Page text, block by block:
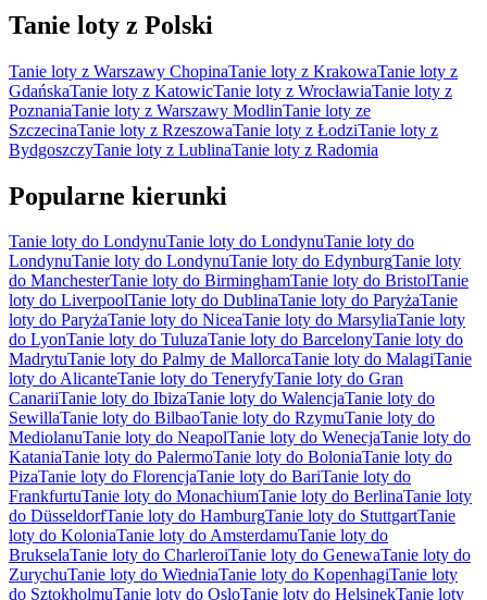
Tanie loty z Polski
Tanie loty z Warszawy ChopinaTanie loty z KrakowaTanie loty z
GdańskaTanie loty z KatowicTanie loty z WrocławiaTanie loty z
PoznaniaTanie loty z Warszawy ModlinTanie loty ze
SzczecinaTanie loty z RzeszowaTanie loty z ŁodziTanie loty z
BydgoszczyTanie loty z LublinaTanie loty z Radomia
Popularne kierunki
Tanie loty do LondynuTanie loty do LondynuTanie loty do
LondynuTanie loty do LondynuTanie loty do EdynburgTanie loty
do ManchesterTanie loty do BirminghamTanie loty do BristolTanie
loty do LiverpoolTanie loty do DublinaTanie loty do ParyżaTanie
loty do ParyżaTanie loty do NiceaTanie loty do MarsyliaTanie loty
do LyonTanie loty do TuluzaTanie loty do BarcelonyTanie loty do
MadrytuTanie loty do Palmy de MallorcaTanie loty do MalagiTanie
loty do AlicanteTanie loty do TeneryfyTanie loty do Gran
CanariiTanie loty do IbizaTanie loty do WalencjaTanie loty do
SewillaTanie loty do BilbaoTanie loty do RzymuTanie loty do
MediolanuTanie loty do NeapolTanie loty do WenecjaTanie loty do
KataniaTanie loty do PalermoTanie loty do BoloniaTanie loty do
PizaTanie loty do FlorencjaTanie loty do BariTanie loty do
FrankfurtuTanie loty do MonachiumTanie loty do BerlinaTanie loty
do DüsseldorfTanie loty do HamburgTanie loty do StuttgartTanie
loty do KoloniaTanie loty do AmsterdamuTanie loty do
BrukselaTanie loty do CharleroiTanie loty do GenewaTanie loty do
ZurychuTanie loty do WiedniaTanie loty do KopenhagiTanie loty
do SztokholmuTanie loty do OsloTanie loty do HelsinekTanie loty